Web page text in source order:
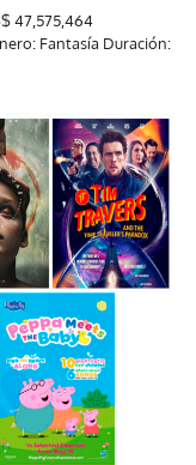
47,575,464
Fantasía Duración: